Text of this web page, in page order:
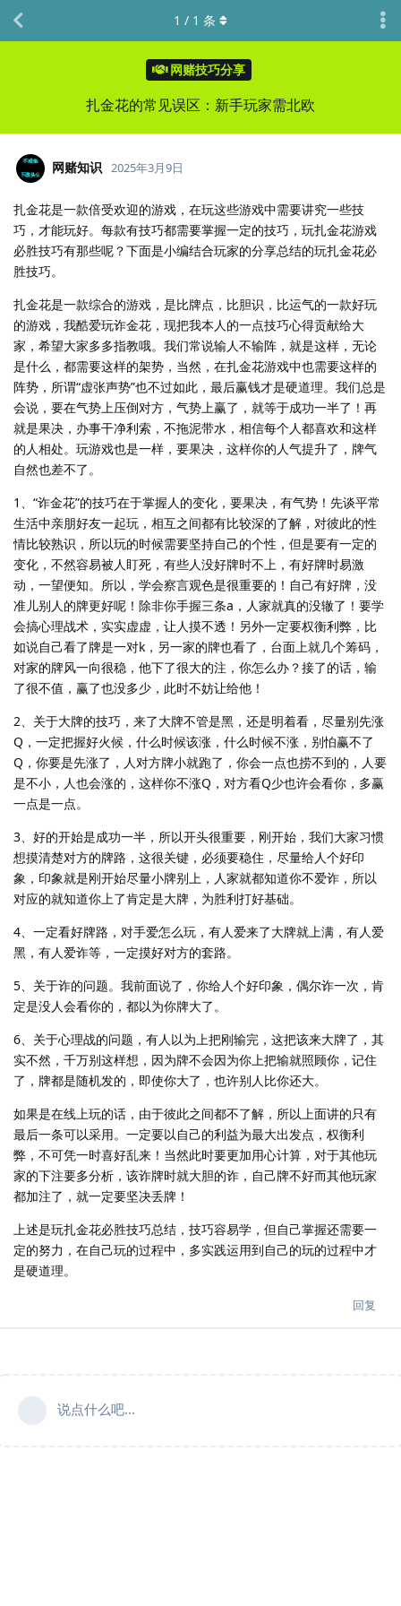
网赌技巧分享
扎金花的常见误区：新手玩家需北欧
1 / 1 条
网赌知识 2025年3月9日
扎金花是一款倍受欢迎的游戏，在玩这些游戏中需要讲究一些技
巧，才能玩好。每款有技巧都需要掌握一定的技巧，玩扎金花游戏
必胜技巧有那些呢？下面是小编结合玩家的分享总结的玩扎金花必
胜技巧。
扎金花是一款综合的游戏，是比牌点，比胆识，比运气的一款好玩
的游戏，我酷爱玩诈金花，现把我本人的一点技巧心得贡献给大
家，希望大家多多指教哦。我们常说输人不输阵，就是这样，无论
是什么，都需要这样的架势，当然，在扎金花游戏中也需要这样的
阵势，所谓“虚张声势”也不过如此，最后赢钱才是硬道理。我们总是
会说，要在气势上压倒对方，气势上赢了，就等于成功一半了！再
就是果决，办事干净利索，不拖泥带水，相信每个人都喜欢和这样
的人相处。玩游戏也是一样，要果决，这样你的人气提升了，牌气
自然也差不了。
1、“诈金花”的技巧在于掌握人的变化，要果决，有气势！先谈平常
生活中亲朋好友一起玩，相互之间都有比较深的了解，对彼此的性
情比较熟识，所以玩的时候需要坚持自己的个性，但是要有一定的
变化，不然容易被人盯死，有些人没好牌时不上，有好牌时易激
动，一望便知。所以，学会察言观色是很重要的！自己有好牌，没
准儿别人的牌更好呢！除非你手握三条a，人家就真的没辙了！要学
会搞心理战术，实实虚虚，让人摸不透！另外一定要权衡利弊，比
如说自己看了牌是一对k，另一家的牌也看了，台面上就几个筹码，
对家的牌风一向很稳，他下了很大的注，你怎么办？接了的话，输
了很不值，赢了也没多少，此时不妨让给他！
2、关于大牌的技巧，来了大牌不管是黑，还是明着看，尽量别先涨
Q，一定把握好火候，什么时候该涨，什么时候不涨，别怕赢不了
Q，你要是先涨了，人对方牌小就跑了，你会一点也捞不到的，人要
是不小，人也会涨的，这样你不涨Q，对方看Q少也许会看你，多赢
一点是一点。
3、好的开始是成功一半，所以开头很重要，刚开始，我们大家习惯
想摸清楚对方的牌路，这很关键，必须要稳住，尽量给人个好印
象，印象就是刚开始尽量小牌别上，人家就都知道你不爱诈，所以
对应的就知道你上了肯定是大牌，为胜利打好基础。
4、一定看好牌路，对手爱怎么玩，有人爱来了大牌就上满，有人爱
黑，有人爱诈等，一定摸好对方的套路。
5、关于诈的问题。我前面说了，你给人个好印象，偶尔诈一次，肯
定是没人会看你的，都以为你牌大了。
6、关于心理战的问题，有人以为上把刚输完，这把该来大牌了，其
实不然，千万别这样想，因为牌不会因为你上把输就照顾你，记住
了，牌都是随机发的，即使你大了，也许别人比你还大。
如果是在线上玩的话，由于彼此之间都不了解，所以上面讲的只有
最后一条可以采用。一定要以自己的利益为最大出发点，权衡利
弊，不可凭一时喜好乱来！当然此时要更加用心计算，对于其他玩
家的下注要多分析，该诈牌时就大胆的诈，自己牌不好而其他玩家
都加注了，就一定要坚决丢牌！
上述是玩扎金花必胜技巧总结，技巧容易学，但自己掌握还需要一
定的努力，在自己玩的过程中，多实践运用到自己的玩的过程中才
是硬道理。
回复
说点什么吧...